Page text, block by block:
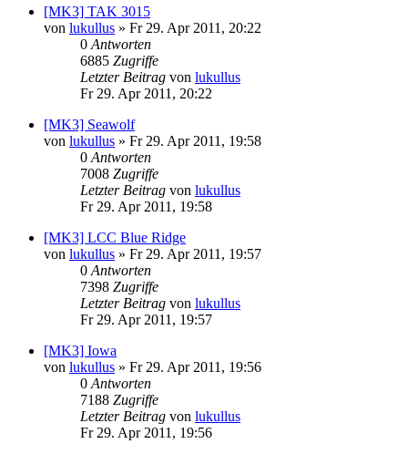
[MK3] TAK 3015
von lukullus » Fr 29. Apr 2011, 20:22
0 Antworten
6885 Zugriffe
Letzter Beitrag von lukullus
Fr 29. Apr 2011, 20:22
[MK3] Seawolf
von lukullus » Fr 29. Apr 2011, 19:58
0 Antworten
7008 Zugriffe
Letzter Beitrag von lukullus
Fr 29. Apr 2011, 19:58
[MK3] LCC Blue Ridge
von lukullus » Fr 29. Apr 2011, 19:57
0 Antworten
7398 Zugriffe
Letzter Beitrag von lukullus
Fr 29. Apr 2011, 19:57
[MK3] Iowa
von lukullus » Fr 29. Apr 2011, 19:56
0 Antworten
7188 Zugriffe
Letzter Beitrag von lukullus
Fr 29. Apr 2011, 19:56